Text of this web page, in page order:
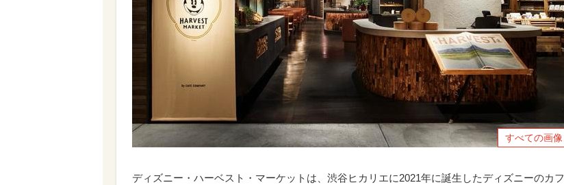
すべての画像
ディズニー・ハーベスト・マーケットは、渋谷ヒカリエに2021年に誕生したディズニーのカフ